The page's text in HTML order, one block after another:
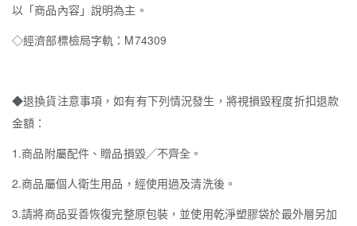
以「商品內容」說明為主。
◇經濟部標檢局字軌：M74309
◆退換貨注意事項，如有有下列情況發生，將視損毀程度折扣退款
金額：
1.商品附屬配件、贈品損毀╱不齊全。
2.商品屬個人衛生用品，經使用過及清洗後。
3.請將商品妥善恢復完整原包裝，並使用乾淨塑膠袋於最外層另加